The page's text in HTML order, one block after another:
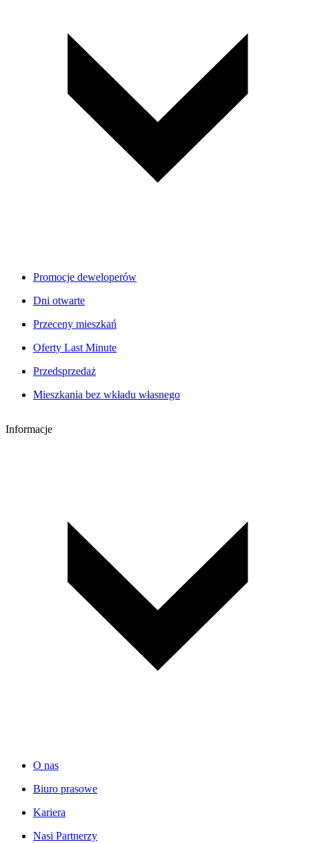
Promocje deweloperów
Dni otwarte
Przeceny mieszkań
Oferty Last Minute
Przedsprzedaż
Mieszkania bez wkładu własnego
Informacje
O nas
Biuro prasowe
Kariera
Nasi Partnerzy